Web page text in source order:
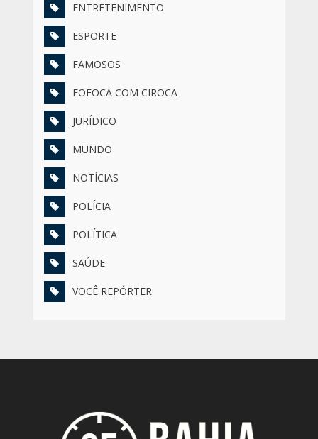
ENTRETENIMENTO
ESPORTE
FAMOSOS
FOFOCA COM CIROCA
JURÍDICO
MUNDO
NOTÍCIAS
POLÍCIA
POLÍTICA
SAÚDE
VOCÊ REPÓRTER